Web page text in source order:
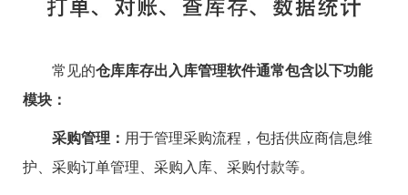
常见的仓库库存出入库管理软件通常包含以下功能
模块：
采购管理： 用于管理采购流程，包括供应商信息维
护、采购订单管理、采购入库、采购付款等。